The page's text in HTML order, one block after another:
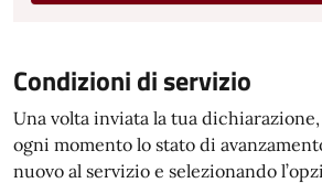
Condizioni di servizio
Una volta inviata la tua
ogni momento lo stato di
nuovo al servizio e selezionando